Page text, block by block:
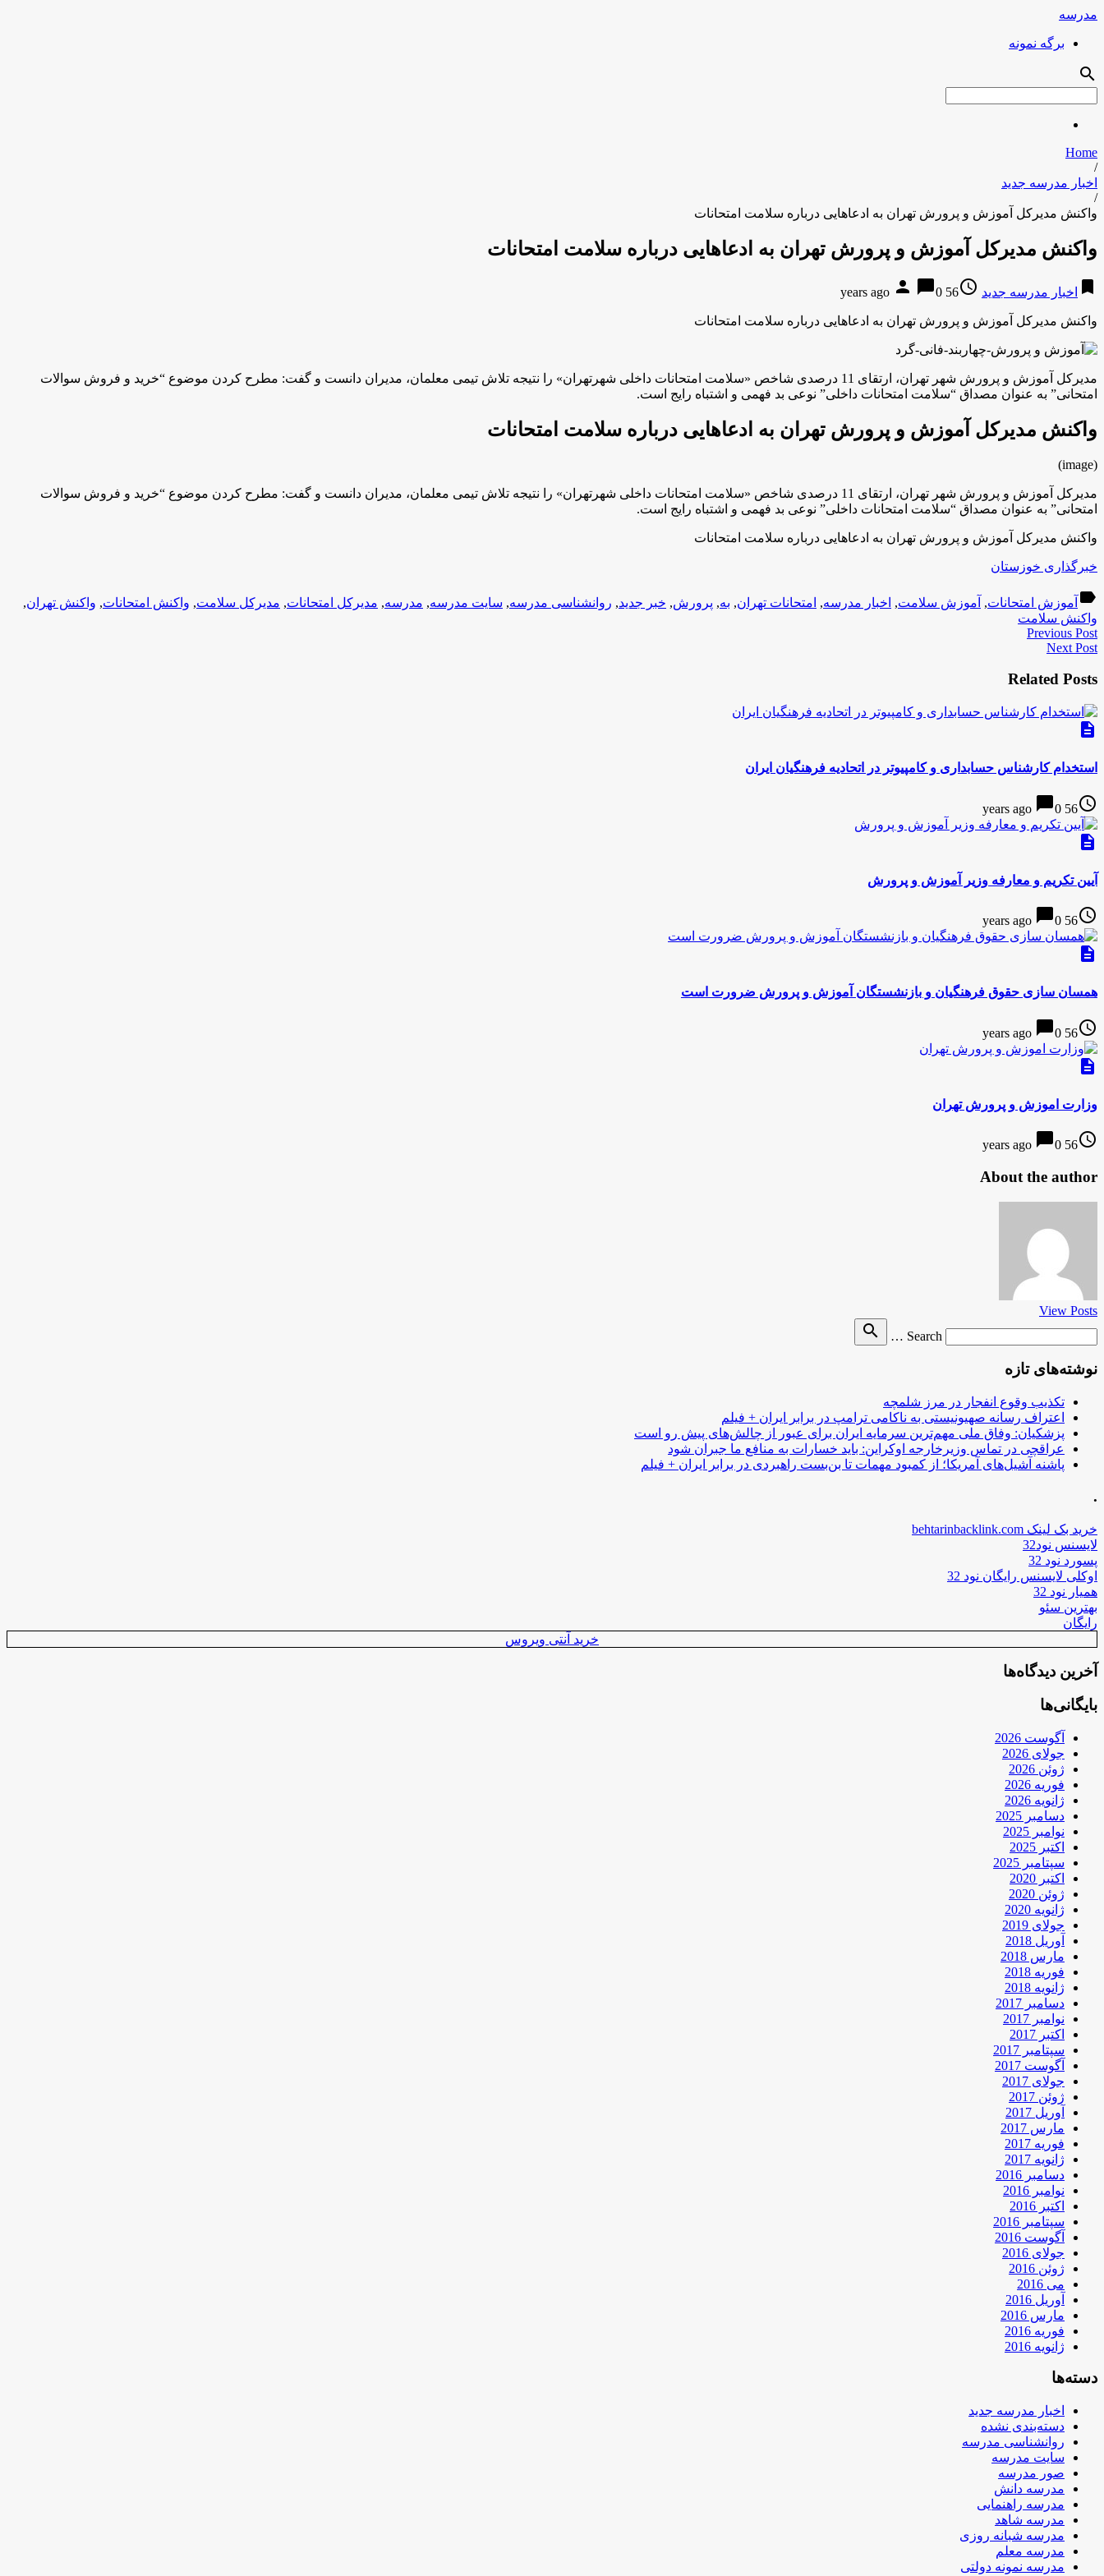
مدرسه
برگه نمونه
search
Home
/
اخبار مدرسه جدید
/
واکنش مدیرکل آموزش و پرورش تهران به ادعاهایی درباره سلامت امتحانات
واکنش مدیرکل آموزش و پرورش تهران به ادعاهایی درباره سلامت امتحانات
bookmark اخبار مدرسه جدید access_time
56 years ago
person chat_bubble0
واکنش مدیرکل آموزش و پرورش تهران به ادعاهایی درباره سلامت امتحانات
مدیرکل آموزش و پرورش شهر تهران، ارتقای 11 درصدی شاخص «سلامت امتحانات داخلی شهرتهران» را نتیجه تلاش تیمی معلمان، مدیران دانست و گفت: مطرح کردن موضوع “خرید و فروش سوالات
امتحانی” به عنوان مصداق “سلامت امتحانات داخلی” نوعی بد فهمی و اشتباه رایج است.
واکنش مدیرکل آموزش و پرورش تهران به ادعاهایی درباره سلامت امتحانات
(image)
مدیرکل آموزش و پرورش شهر تهران، ارتقای 11 درصدی شاخص «سلامت امتحانات داخلی شهرتهران» را نتیجه تلاش تیمی معلمان، مدیران دانست و گفت: مطرح کردن موضوع “خرید و فروش سوالات
امتحانی” به عنوان مصداق “سلامت امتحانات داخلی” نوعی بد فهمی و اشتباه رایج است.
واکنش مدیرکل آموزش و پرورش تهران به ادعاهایی درباره سلامت امتحانات
خبرگذاری خوزستان
label آموزش امتحانات, آموزش سلامت, اخبار مدرسه, امتحانات تهران, به, پرورش, خبر جدید, روانشناسی مدرسه, سایت مدرسه, مدرسه, مدیرکل امتحانات, مدیرکل سلامت, واکنش امتحانات, واکنش تهران,
واکنش سلامت
Previous Post
Next Post
Related Posts
description
استخدام کارشناس حسابداری و کامپیوتر در اتحادیه فرهنگیان ایران
access_time
56 years ago
chat_bubble0
description
آیین تکریم و معارفه وزیر آموزش و پرورش
access_time
56 years ago
chat_bubble0
description
همسان سازی حقوق فرهنگیان و بازنشستگان آموزش و پرورش ضرورت است
access_time
56 years ago
chat_bubble0
description
وزارت اموزش و پرورش تهران
access_time
56 years ago
chat_bubble0
About the author
View Posts
Search …
search
نوشته‌های تازه
تکذیب وقوع انفجار در مرز شلمچه
اعتراف رسانه صهیونیستی به ناکامی ترامپ در برابر ایران + فیلم
پزشکیان: وفاق ملی مهم‌ترین سرمایه ایران برای عبور از چالش‌های پیش رو است
عراقچی در تماس وزیرخارجه اوکراین: باید خسارات به منافع ما جبران شود
پاشنه آشیل‌های آمریکا؛ از کمبود مهمات تا بن‌بست راهبردی در برابر ایران + فیلم
.
خرید بک لینک behtarinbacklink.com
لایسنس نود32
پسورد نود 32
اوکلی لایسنس رایگان نود 32
همیار نود 32
بهترین سئو
رایگان
خرید آنتی ویروس
آخرین دیدگاه‌ها
بایگانی‌ها
آگوست 2026
جولای 2026
ژوئن 2026
فوریه 2026
ژانویه 2026
دسامبر 2025
نوامبر 2025
اکتبر 2025
سپتامبر 2025
اکتبر 2020
ژوئن 2020
ژانویه 2020
جولای 2019
آوریل 2018
مارس 2018
فوریه 2018
ژانویه 2018
دسامبر 2017
نوامبر 2017
اکتبر 2017
سپتامبر 2017
آگوست 2017
جولای 2017
ژوئن 2017
آوریل 2017
مارس 2017
فوریه 2017
ژانویه 2017
دسامبر 2016
نوامبر 2016
اکتبر 2016
سپتامبر 2016
آگوست 2016
جولای 2016
ژوئن 2016
می 2016
آوریل 2016
مارس 2016
فوریه 2016
ژانویه 2016
دسته‌ها
اخبار مدرسه جدید
دسته‌بندی نشده
روانشناسی مدرسه
سایت مدرسه
صور مدرسه
مدرسه دانش
مدرسه راهنمایی
مدرسه شاهد
مدرسه شبانه روزی
مدرسه معلم
مدرسه نمونه دولتی